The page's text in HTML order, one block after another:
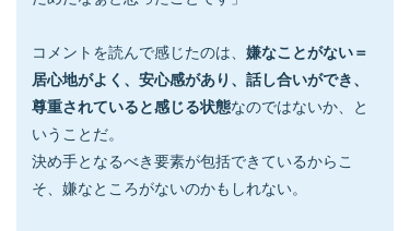
コメントを読んで感じたのは、 嫌なことがない＝
居心地がよく、安心感があり、話し合いができ、
尊重されていると感じる状態なのではないか、と
いうことだ。
決め手となるべき要素が包括できているからこ
そ、嫌なところがないのかもしれない。